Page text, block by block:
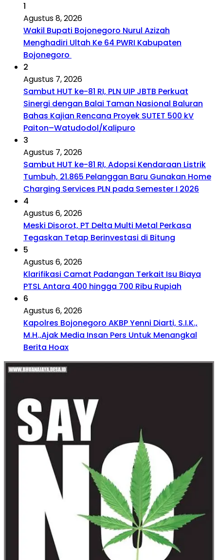
1
Agustus 8, 2026
Wakil Bupati Bojonegoro Nurul Azizah
Menghadiri Ultah Ke 64 PWRI Kabupaten
Bojonegoro
2
Agustus 7, 2026
Sambut HUT ke-81 RI, PLN UIP JBTB Perkuat
Sinergi dengan Balai Taman Nasional Baluran
Bahas Kajian Rencana Proyek SUTET 500 kV
Paiton–Watudodol/Kalipuro
3
Agustus 7, 2026
Sambut HUT ke-81 RI, Adopsi Kendaraan Listrik
Tumbuh, 21.865 Pelanggan Baru Gunakan Home
Charging Services PLN pada Semester I 2026
4
Agustus 6, 2026
Meski Disorot, PT Delta Multi Metal Perkasa
Tegaskan Tetap Berinvestasi di Bitung
5
Agustus 6, 2026
Klarifikasi Camat Padangan Terkait Isu Biaya
PTSL Antara 400 hingga 700 Ribu Rupiah
6
Agustus 6, 2026
Kapolres Bojonegoro AKBP Yenni Diarti, S.I.K.,
M.H.,Ajak Media Insan Pers Untuk Menangkal
Berita Hoax